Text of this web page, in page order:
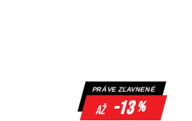
PRÁVE ZĽAVNENÉ
až -13%